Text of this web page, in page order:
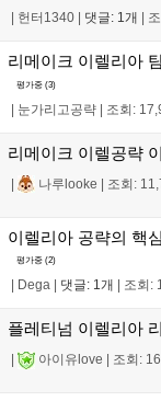
헌터1340 댓글: 1개
리메이크 이렐리아
평가중 (3)
| 눈가리고공략 | 조회:
리메이크 이렐공략
| 나루looke | 조회:
이렐리아 공략의 핵심
평가중 (2)
Dega 댓글: 1개 조회:
플레티넘 이렐리아
아이유love 조회: